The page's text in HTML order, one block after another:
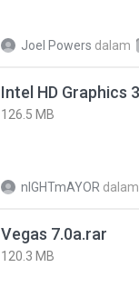
Joel Powers dalam
126.5 MB
nIGHTmAYOR dalam
Vegas 7.0a.rar
120.3 MB